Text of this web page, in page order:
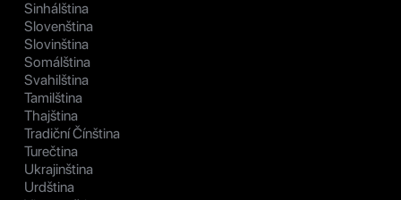
Sinhálština
Slovenština
Slovinština
Somálština
Svahilština
Tamilština
Thajština
Tradiční Čínština
Turečtina
Ukrajinština
Urdština